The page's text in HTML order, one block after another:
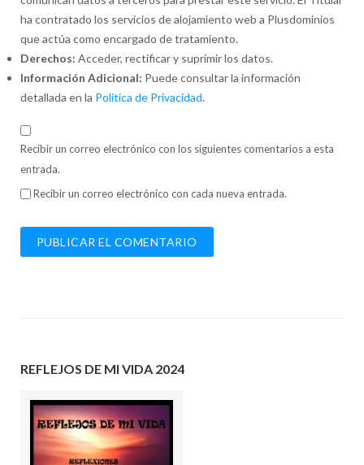
ha contratado los servicios de alojamiento web a Plusdominios
que actúa como encargado de tratamiento.
Derechos: Acceder, rectificar y suprimir los datos.
Información Adicional: Puede consultar la información
detallada en la Política de Privacidad.
Recibir un correo electrónico con los siguientes comentarios a esta
entrada.
Recibir un correo electrónico con cada nueva entrada.
REFLEJOS DE MI VIDA 2024